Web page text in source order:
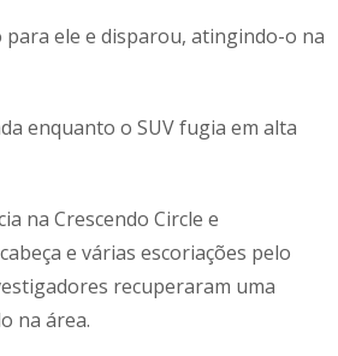
ele e disparou, atingindo-o na
enquanto o SUV fugia em alta
na Crescendo Circle e
e várias escoriações pelo
recuperaram uma
na área.